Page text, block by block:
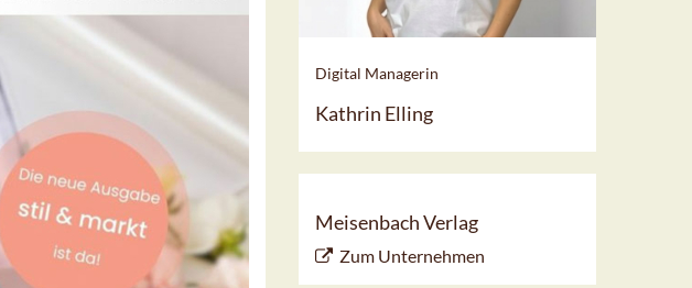
Digital Managerin
Kathrin Elling
Meisenbach Verlag
Zum Unternehmen